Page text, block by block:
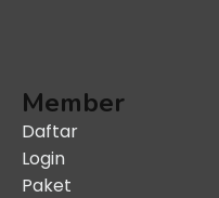
Member
Daftar
Login
Paket